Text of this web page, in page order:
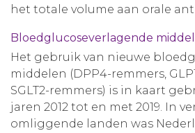
het totale volume aan orale
Bloedglucoseverlagende
Het gebruik van nieuwe
middelen (DPP4-remmers,
SGLT2-remmers) is in kaart
jaren 2012 tot en met 2019. In
omliggende landen was